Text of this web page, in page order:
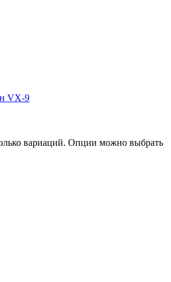
VX-9
вариаций. Опции можно выбрать